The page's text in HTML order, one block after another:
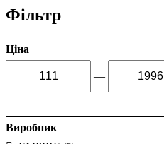
Фільтр
Ціна
—
Виробник